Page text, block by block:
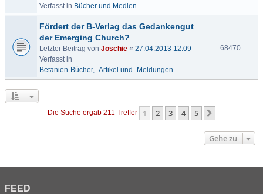
Verfasst in Bücher und Medien
Fördert der B-Verlag das Gedankengut
der Emerging Church?
Letzter Beitrag von Joschie « 27.04.2013 12:09
Verfasst in
Betanien-Bücher, -Artikel und -Meldungen
68470
Die Suche ergab 211 Treffer 1 2 3 4 5
Gehe zu
FEED